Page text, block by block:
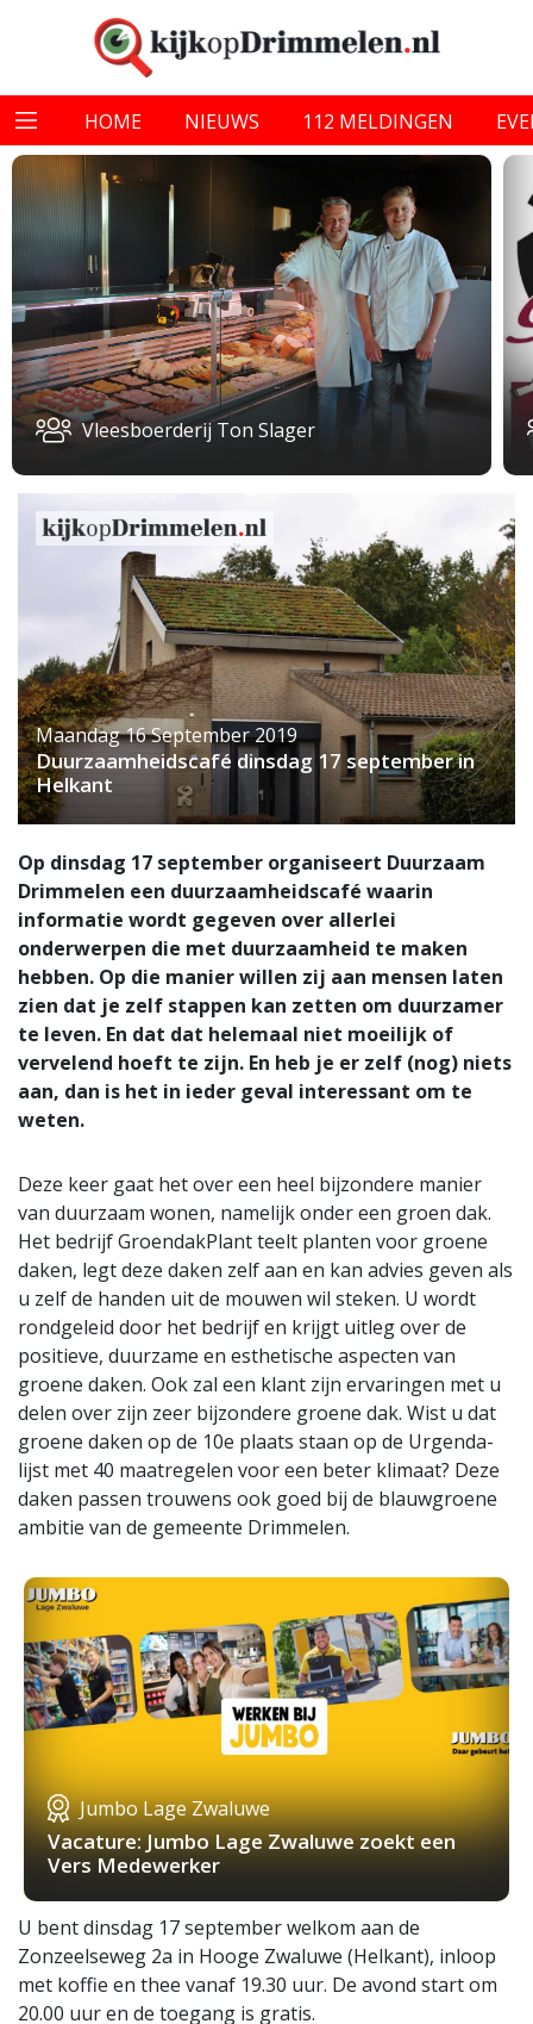
HOME NIEUWS 112 MELDINGEN
Vleesboerderij Ton Slager
Maandag 16 September 2019
Duurzaamheidscafé dinsdag 17 september in
Helkant
Op dinsdag 17 september organiseert Duurzaam
Drimmelen een duurzaamheidscafé waarin
informatie wordt gegeven over allerlei
onderwerpen die met duurzaamheid te maken
hebben. Op die manier willen zij aan mensen laten
zien dat je zelf stappen kan zetten om duurzamer
te leven. En dat dat helemaal niet moeilijk of
vervelend hoeft te zijn. En heb je er zelf (nog) niets
aan, dan is het in ieder geval interessant om te
weten.
Deze keer gaat het over een heel bijzondere manier
van duurzaam wonen, namelijk onder een groen dak.
Het bedrijf GroendakPlant teelt planten voor groene
daken, legt deze daken zelf aan en kan advies geven als
u zelf de handen uit de mouwen wil steken. U wordt
rondgeleid door het bedrijf en krijgt uitleg over de
positieve, duurzame en esthetische aspecten van
groene daken. Ook zal een klant zijn ervaringen met u
delen over zijn zeer bijzondere groene dak. Wist u dat
groene daken op de 10e plaats staan op de Urgenda-
lijst met 40 maatregelen voor een beter klimaat? Deze
daken passen trouwens ook goed bij de blauwgroene
ambitie van de gemeente Drimmelen.
Jumbo Lage Zwaluwe
Vacature: Jumbo Lage Zwaluwe zoekt een
Vers Medewerker
U bent dinsdag 17 september welkom aan de
Zonzeelseweg 2a in Hooge Zwaluwe (Helkant), inloop
met koffie en thee vanaf 19.30 uur. De avond start om
20.00 uur en de toegang is gratis.